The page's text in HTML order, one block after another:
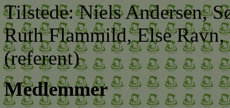
Tilstede: Niels Andersen,
Ruth Flammild, Else Ravn,
(referent)
Medlemmer